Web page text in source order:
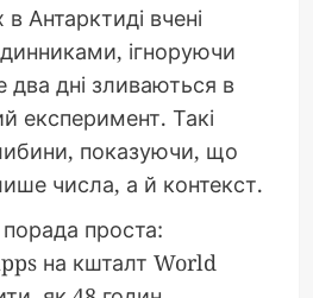
Антарктиді вчені
ігноруючи
два дні зливаються в
експеримент. Такі
показуючи, що
числа, а й контекст.
проста:
на кшталт World